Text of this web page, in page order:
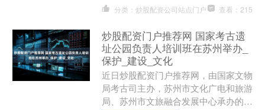
分类：炒股配资公司站点门户 查看：215
炒股配资门户推荐网 国家考古遗
址公园负责人培训班在苏州举办_
保护_建设_文化
近日炒股配资门户推荐网，由国家文物
局考古司主办，苏州市文化广电和旅游
局、苏州市文旅融合发展中心承办的国